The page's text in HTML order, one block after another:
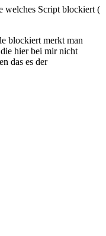
welches Script blockiert (
blockiert merkt man
hier bei mir nicht
das es der